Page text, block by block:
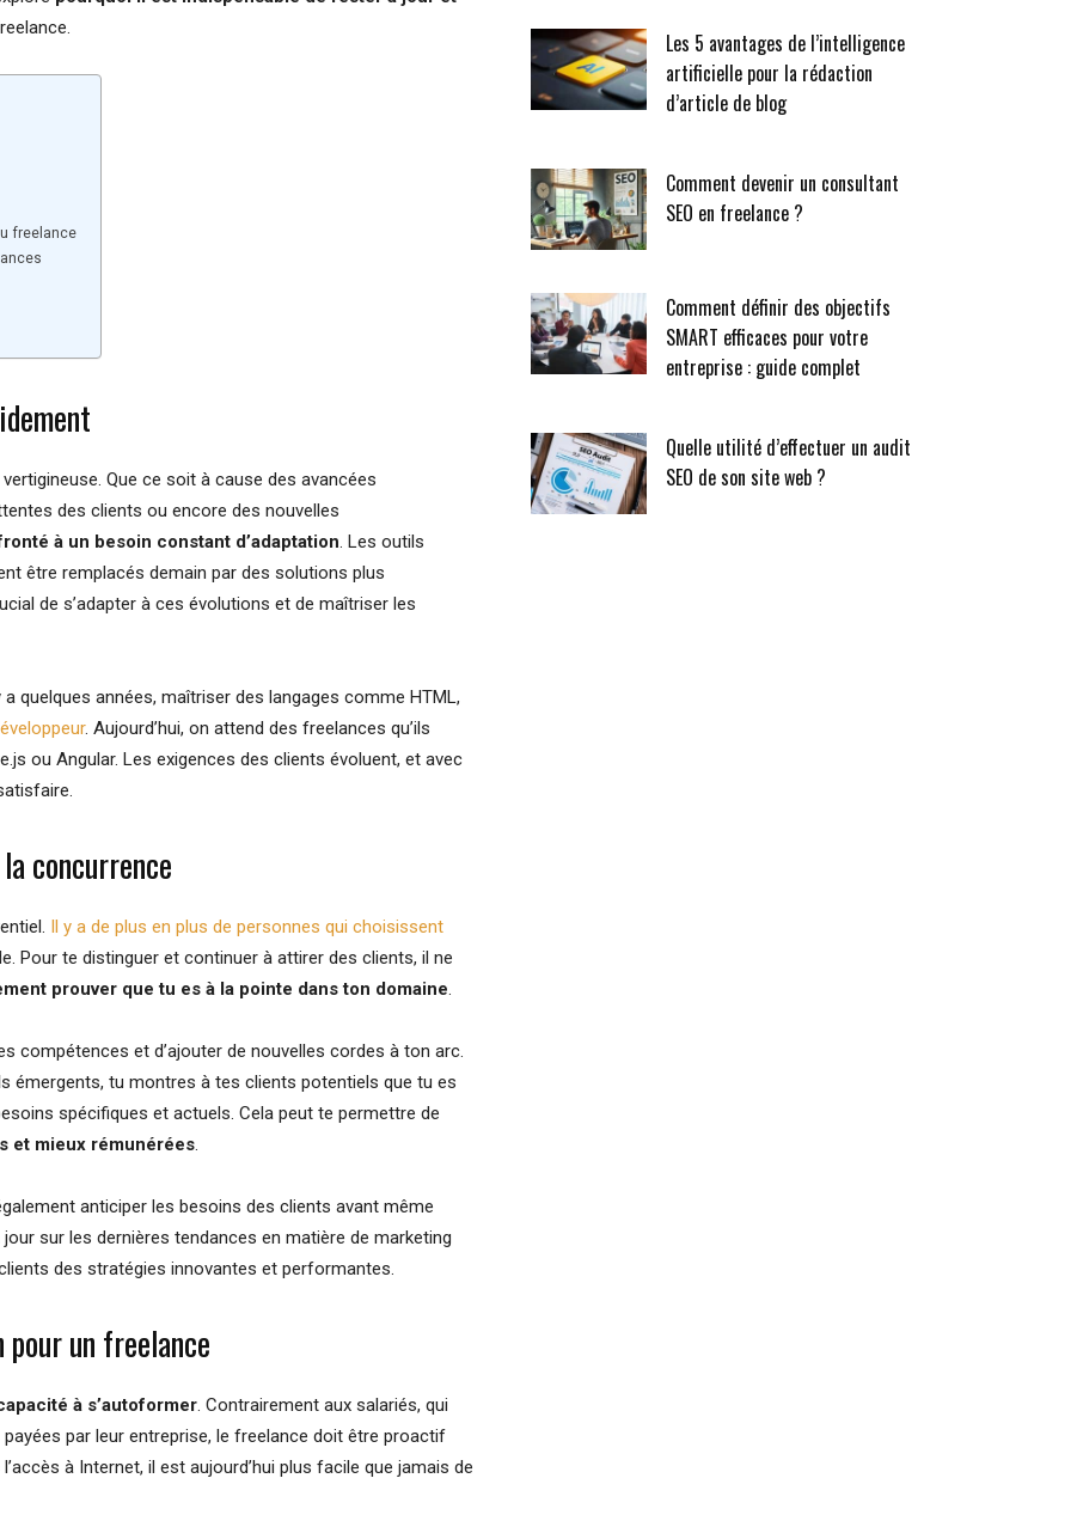
freelance
Que ce soit à cause des avancées
des clients ou encore des nouvelles
à un besoin constant d’adaptation. Les outils
être remplacés demain par des solutions plus
de s’adapter à ces évolutions et de maîtriser les
quelques années, maîtriser des langages comme HTML,
. Aujourd’hui, on attend des freelances qu’ils
ou Angular. Les exigences des clients évoluent, et avec
concurrence
Il y a de plus en plus de personnes qui choisissent
Pour te distinguer et continuer à attirer des clients, il ne
prouver que tu es à la pointe dans ton domaine.
compétences et d’ajouter de nouvelles cordes à ton arc.
émergents, tu montres à tes clients potentiels que tu es
spécifiques et actuels. Cela peut te permettre de
et mieux rémunérées.
anticiper les besoins des clients avant même
sur les dernières tendances en matière de marketing
des stratégies innovantes et performantes.
pour un freelance
à s’autoformer. Contrairement aux salariés, qui
par leur entreprise, le freelance doit être proactif
à Internet, il est aujourd’hui plus facile que jamais de
Les 5 avantages de l’intelligence
artificielle pour la rédaction
d’article de blog
Comment devenir un consultant
SEO en freelance ?
Comment définir des objectifs
SMART efficaces pour votre
entreprise : guide complet
Quelle utilité d’effectuer un audit
SEO de son site web ?